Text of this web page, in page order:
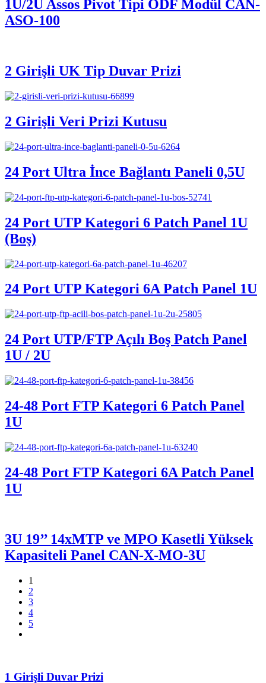
1U/2U Assos Pivot Tipi ODF Modül CAN-
ASO-100
2 Girişli UK Tip Duvar Prizi
2 Girişli Veri Prizi Kutusu
24 Port Ultra İnce Bağlantı Paneli 0,5U
24 Port UTP Kategori 6 Patch Panel 1U
(Boş)
24 Port UTP Kategori 6A Patch Panel 1U
24 Port UTP/FTP Açılı Boş Patch Panel
1U / 2U
24-48 Port FTP Kategori 6 Patch Panel
1U
24-48 Port FTP Kategori 6A Patch Panel
1U
3U 19’’ 14xMTP ve MPO Kasetli Yüksek
Kapasiteli Panel CAN-X-MO-3U
1
2
3
4
5
1 Girişli Duvar Prizi